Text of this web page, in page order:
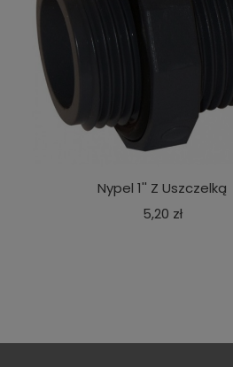
Nypel 1'' Z Uszczelką
5,20 złCena